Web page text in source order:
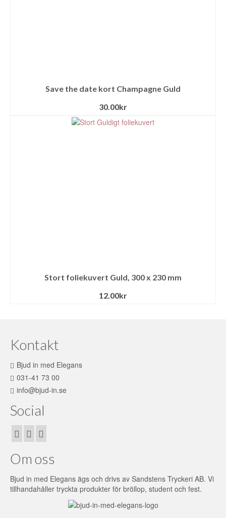
Save the date kort Champagne Guld
30.00kr
Stort foliekuvert Guld, 300 x 230 mm
12.00kr
Kontakt
Bjud in med Elegans
031-41 73 00
info@bjud-in.se
Social
Om oss
Bjud in med Elegans ägs och drivs av Sandstens Tryckeri AB. Vi
tillhandahåller tryckta produkter för bröllop, student och fest.